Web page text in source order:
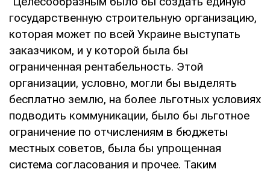
государственную строительную организацию,
которая может по всей Украине выступать
заказчиком, и у которой была бы
ограниченная рентабельность. Этой
организации, условно, могли бы выделять
бесплатно землю, на более льготных условиях
подводить коммуникации, было бы льготное
ограничение по отчислениям в бюджеты
местных советов, была бы упрощенная
система согласования и прочее. Таким